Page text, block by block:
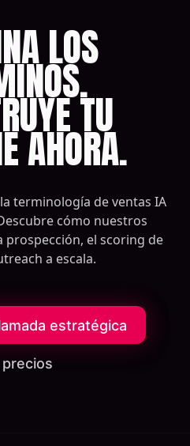
LOS
TU
AHORA.
terminología de ventas IA
cómo nuestros
prospección, el scoring de
a escala.
estratégica